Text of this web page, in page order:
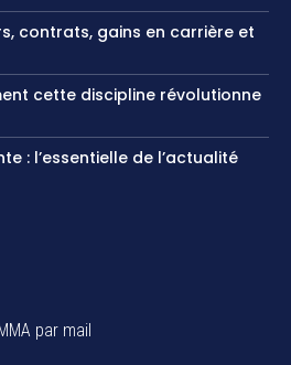
contrats, gains en carrière et
cette discipline révolutionne
: l’essentielle de l’actualité
par mail